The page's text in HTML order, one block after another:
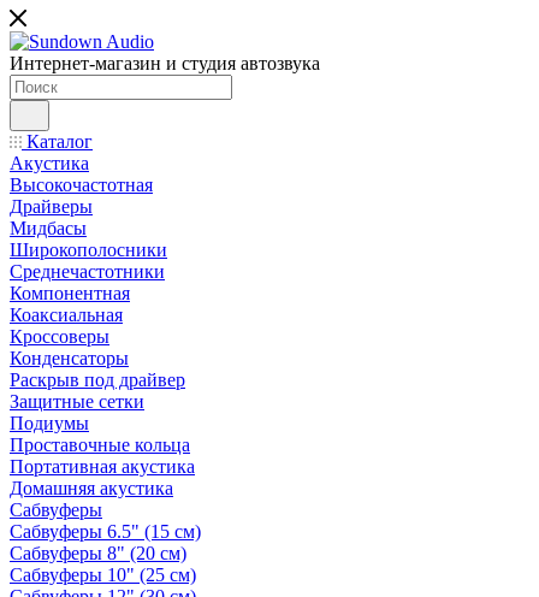
Интернет-магазин и студия автозвука
Каталог
Акустика
Высокочастотная
Драйверы
Мидбасы
Широкополосники
Среднечастотники
Компонентная
Коаксиальная
Кроссоверы
Конденсаторы
Раскрыв под драйвер
Защитные сетки
Подиумы
Проставочные кольца
Портативная акустика
Домашняя акустика
Сабвуферы
Сабвуферы 6.5" (15 см)
Сабвуферы 8" (20 см)
Сабвуферы 10" (25 см)